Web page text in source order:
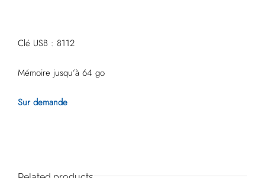
Clé USB : 8112
Mémoire jusqu’à 64 go
Sur demande